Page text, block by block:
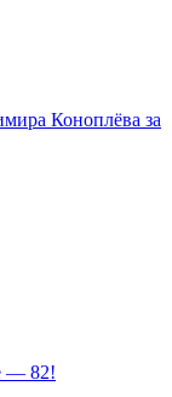
Коноплёва за
— 82!